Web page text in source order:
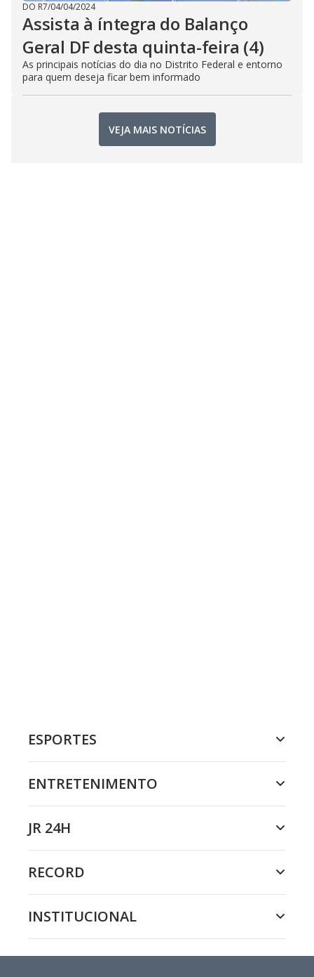
DO R7/04/04/2024
Assista à íntegra do Balanço
Geral DF desta quinta-feira (4)
As principais notícias do dia no Distrito Federal e entorno
para quem deseja ficar bem informado
VEJA MAIS NOTÍCIAS
ESPORTES
ENTRETENIMENTO
JR 24H
RECORD
INSTITUCIONAL